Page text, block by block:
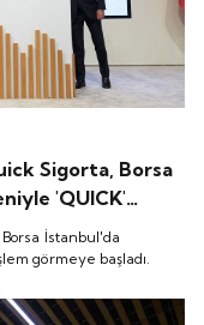
Sigorta, Borsa
'QUICK'
İstanbul'da
görmeye başladı.